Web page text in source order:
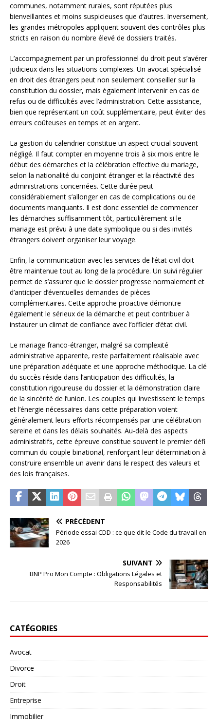
communes, notamment rurales, sont réputées plus
bienveillantes et moins suspicieuses que d’autres. Inversement,
les grandes métropoles appliquent souvent des contrôles plus
stricts en raison du nombre élevé de dossiers traités.
L’accompagnement par un professionnel du droit peut s’avérer
judicieux dans les situations complexes. Un avocat spécialisé
en droit des étrangers peut non seulement conseiller sur la
constitution du dossier, mais également intervenir en cas de
refus ou de difficultés avec l’administration. Cette assistance,
bien que représentant un coût supplémentaire, peut éviter des
erreurs coûteuses en temps et en argent.
La gestion du calendrier constitue un aspect crucial souvent
négligé. Il faut compter en moyenne trois à six mois entre le
début des démarches et la célébration effective du mariage,
selon la nationalité du conjoint étranger et la réactivité des
administrations concernées. Cette durée peut
considérablement s’allonger en cas de complications ou de
documents manquants. Il est donc essentiel de commencer
les démarches suffisamment tôt, particulièrement si le
mariage est prévu à une date symbolique ou si des invités
étrangers doivent organiser leur voyage.
Enfin, la communication avec les services de l’état civil doit
être maintenue tout au long de la procédure. Un suivi régulier
permet de s’assurer que le dossier progresse normalement et
d’anticiper d’éventuelles demandes de pièces
complémentaires. Cette approche proactive démontre
également le sérieux de la démarche et peut contribuer à
instaurer un climat de confiance avec l’officier d’état civil.
Le mariage franco-étranger, malgré sa complexité
administrative apparente, reste parfaitement réalisable avec
une préparation adéquate et une approche méthodique. La clé
du succès réside dans l’anticipation des difficultés, la
constitution rigoureuse du dossier et la démonstration claire
de la sincérité de l’union. Les couples qui investissent le temps
et l’énergie nécessaires dans cette préparation voient
généralement leurs efforts récompensés par une célébration
sereine et dans les délais souhaités. Au-delà des aspects
administratifs, cette épreuve constitue souvent le premier défi
commun du couple binational, renforçant leur détermination à
construire ensemble un avenir dans le respect des valeurs et
des lois françaises.
PRÉCÉDENT
Période essai CDD : ce que dit le Code du travail en
2026
SUIVANT
BNP Pro Mon Compte : Obligations Légales et
Responsabilités
CATÉGORIES
Avocat
Divorce
Droit
Entreprise
Immobilier